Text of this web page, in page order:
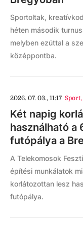
Sportoltak,
héten második
melyben ezúttal a
középpontba.
2026. 07. 03., 11:17 Sport,
Két napig
használható a
futópálya a
A Telekomosok
építési munkálatok
korlátozottan lesz
futópálya.